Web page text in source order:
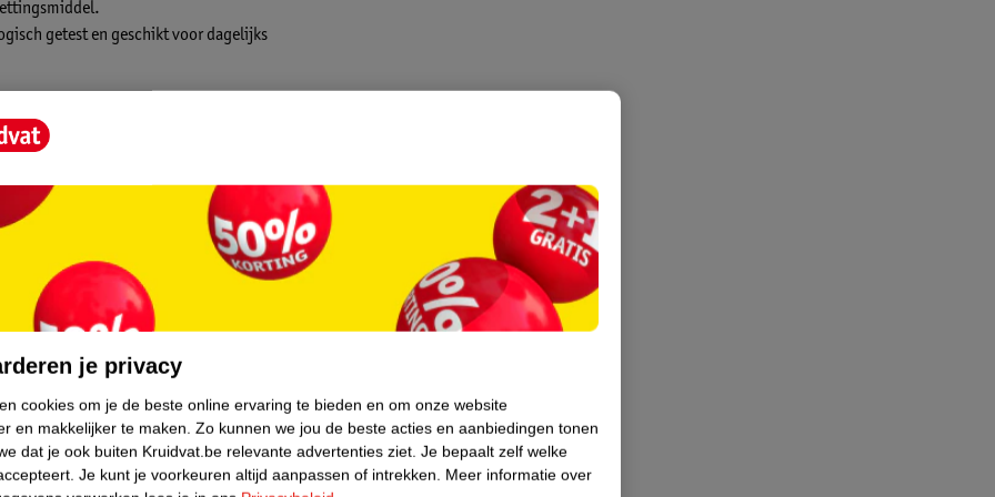
getest en geschikt voor dagelijks
pompjes. Dettol wasgel is speciaal
De lavendelgeur laat een
Navulling?
de navulling in de lege Dettol fles en
zonder je duim en nagels te
je privacy
cookies om je de beste online ervaring te bieden en om onze website
en makkelijker te maken. Zo kunnen we jou de beste acties en aanbiedingen tonen
dat je ook buiten Kruidvat.be relevante advertenties ziet. Je bepaalt zelf welke
Je kunt je voorkeuren altijd aanpassen of intrekken. Meer informatie over